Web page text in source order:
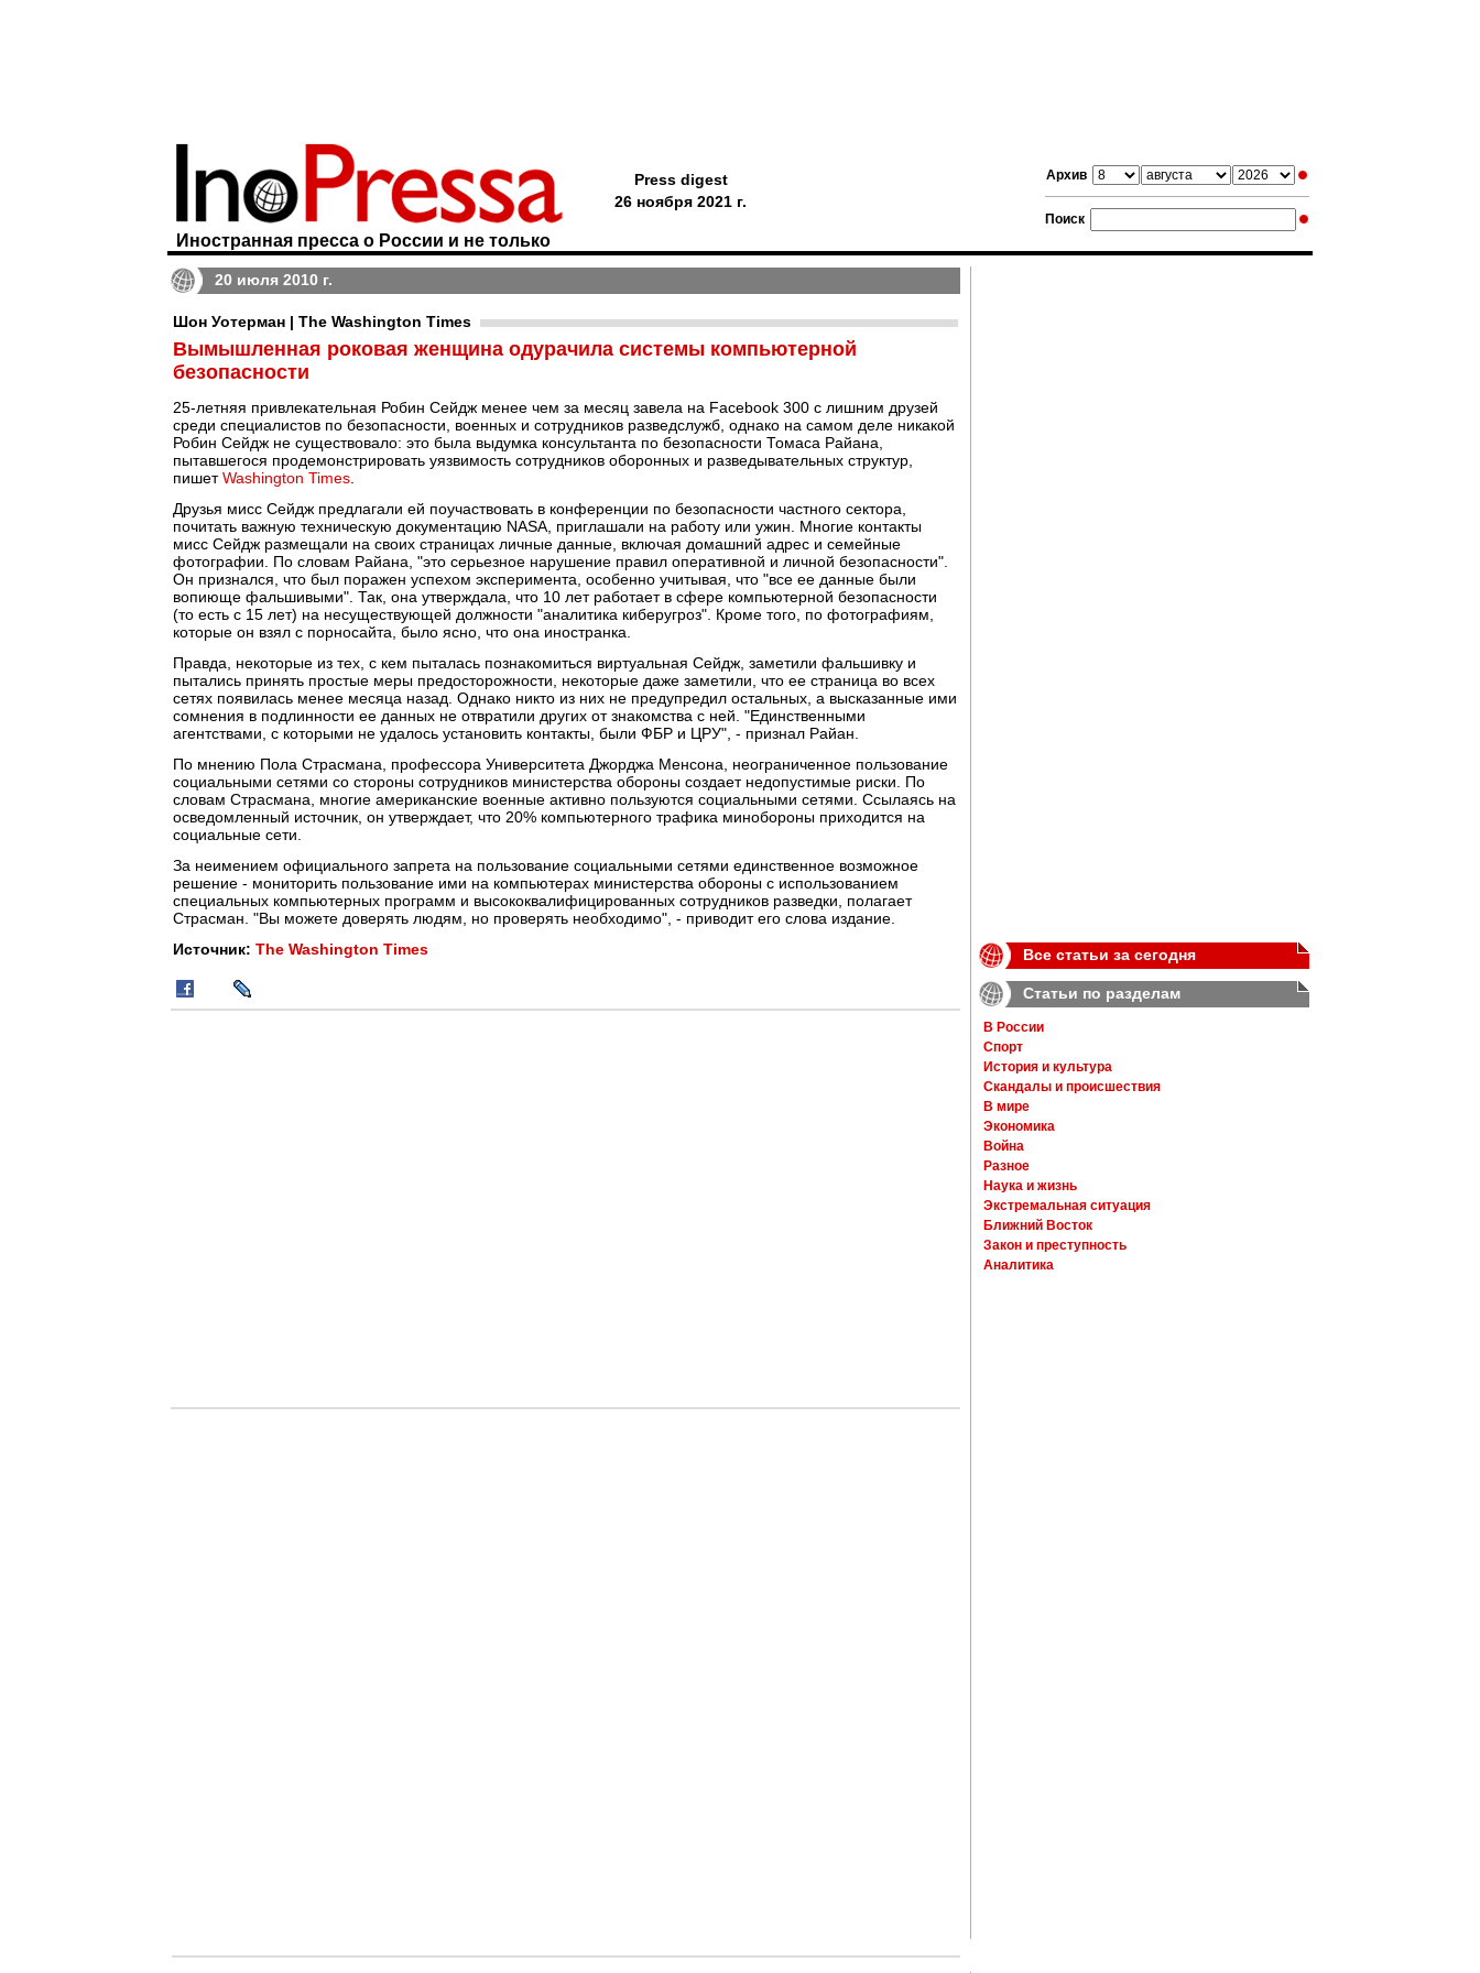
Архив
Поиск
Иностранная пресса о России и не только
Press digest
26 ноября 2021 г.
20 июля 2010 г.
Шон Уотерман | The Washington Times
Вымышленная роковая женщина одурачила системы компьютерной
безопасности
25-летняя привлекательная Робин Сейдж менее чем за месяц завела на Facebook 300 с лишним друзей
среди специалистов по безопасности, военных и сотрудников разведслужб, однако на самом деле никакой
Робин Сейдж не существовало: это была выдумка консультанта по безопасности Томаса Райана,
пытавшегося продемонстрировать уязвимость сотрудников оборонных и разведывательных структур,
пишетWashington Times
Друзья мисс Сейдж предлагали ей поучаствовать в конференции по безопасности частного сектора,
почитать важную техническую документацию NASA, приглашали на работу или ужин. Многие контакты
мисс Сейдж размещали на своих страницах личные данные, включая домашний адрес и семейные
фотографии. По словам Райана, "это серьезное нарушение правил оперативной и личной безопасности".
Он признался, что был поражен успехом эксперимента, особенно учитывая, что "все ее данные были
вопиюще фальшивыми". Так, она утверждала, что 10 лет работает в сфере компьютерной безопасности
(то есть с 15 лет) на несуществующей должности "аналитика киберугроз". Кроме того, по фотографиям,
которые он взял с порносайта, было ясно, что она иностранка.
Правда, некоторые из тех, с кем пыталась познакомиться виртуальная Сейдж, заметили фальшивку и
пытались принять простые меры предосторожности, некоторые даже заметили, что ее страница во всех
сетях появилась менее месяца назад. Однако никто из них не предупредил остальных, а высказанные ими
сомнения в подлинности ее данных не отвратили других от знакомства с ней. "Единственными
агентствами, с которыми не удалось установить контакты, были ФБР и ЦРУ", - признал Райан.
По мнению Пола Страсмана, профессора Университета Джорджа Менсона, неограниченное пользование
социальными сетями со стороны сотрудников министерства обороны создает недопустимые риски. По
словам Страсмана, многие американские военные активно пользуются социальными сетями. Ссылаясь на
осведомленный источник, он утверждает, что 20% компьютерного трафика минобороны приходится на
социальные сети.
За неимением официального запрета на пользование социальными сетями единственное возможное
решение - мониторить пользование ими на компьютерах министерства обороны с использованием
специальных компьютерных программ и высококвалифицированных сотрудников разведки, полагает
Страсман. "Вы можете доверять людям, но проверять необходимо", - приводит его слова издание.
Источник: The Washington Times Все статьи за сегодня
Статьи по разделам
В России
Спорт
История и культура
Скандалы и происшествия
В мире
Экономика
Война
Разное
Наука и жизнь
Экстремальная ситуация
Ближний Восток
Закон и преступность
Аналитика